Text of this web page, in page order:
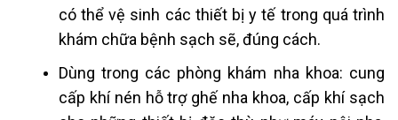
có thể vệ sinh các thiết bị y tế trong quá trình
khám chữa bệnh sạch sẽ, đúng cách.
Dùng trong các phòng khám nha khoa: cung
cấp khí nén hỗ trợ ghế nha khoa, cấp khí sạch